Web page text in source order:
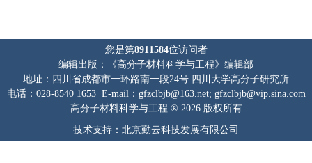
您是第8911584位访问者
编辑出版：《高分子材料科学与工程》编辑部
地址：四川省成都市一环路南一段24号 四川大学高分子研究所
电话：028-8540 1653 E-mail：gfzclbjb@163.net; gfzclbjb@vip.sina.com
高分子材料科学与工程 ® 2026 版权所有
技术支持：北京勤云科技发展有限公司